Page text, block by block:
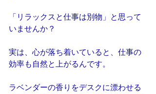
「リラックスと仕事は別物」と思って
いませんか？
実は、心が落ち着いていると、仕事の
効率も自然と上がるんです。
ラベンダーの香りをデスクに漂わせる